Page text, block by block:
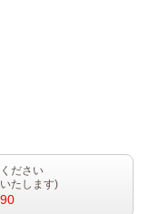
ださい
たします)